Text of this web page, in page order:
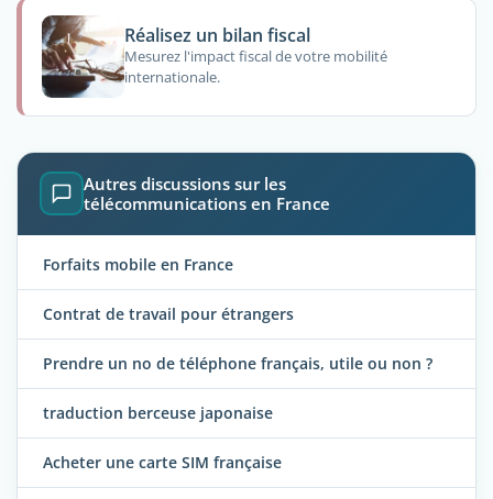
Réalisez un bilan fiscal
Mesurez l'impact fiscal de votre mobilité
internationale.
Autres discussions sur les
télécommunications en France
Forfaits mobile en France
Contrat de travail pour étrangers
Prendre un no de téléphone français, utile ou non ?
traduction berceuse japonaise
Acheter une carte SIM française